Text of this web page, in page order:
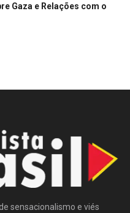
Gaza e Relações com o
sensacionalismo e viés